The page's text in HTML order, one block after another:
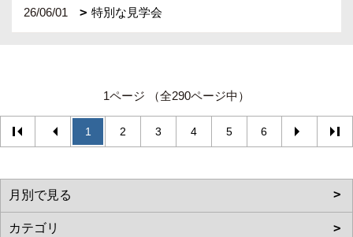
26/06/01 特別な見学会
1ページ （全290ページ中）
1 2 3 4 5 6